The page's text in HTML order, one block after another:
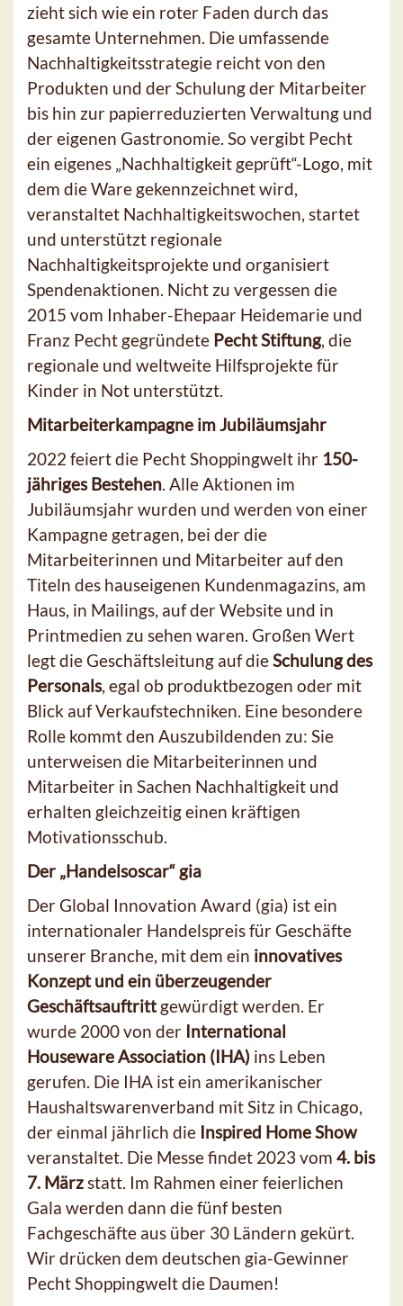
zieht sich wie ein roter Faden durch das
gesamte Unternehmen. Die umfassende
Nachhaltigkeitsstrategie reicht von den
Produkten und der Schulung der Mitarbeiter
bis hin zur papierreduzierten Verwaltung und
der eigenen Gastronomie. So vergibt Pecht
ein eigenes „Nachhaltigkeit geprüft“-Logo, mit
dem die Ware gekennzeichnet wird,
veranstaltet Nachhaltigkeitswochen, startet
und unterstützt regionale
Nachhaltigkeitsprojekte und organisiert
Spendenaktionen. Nicht zu vergessen die
2015 vom Inhaber-Ehepaar Heidemarie und
Franz Pecht gegründete Pecht Stiftung, die
regionale und weltweite Hilfsprojekte für
Kinder in Not unterstützt.
Mitarbeiterkampagne im Jubiläumsjahr
2022 feiert die Pecht Shoppingwelt ihr 150-
jähriges Bestehen. Alle Aktionen im
Jubiläumsjahr wurden und werden von einer
Kampagne getragen, bei der die
Mitarbeiterinnen und Mitarbeiter auf den
Titeln des hauseigenen Kundenmagazins, am
Haus, in Mailings, auf der Website und in
Printmedien zu sehen waren. Großen Wert
legt die Geschäftsleitung auf dieSchulung des
Personals, egal ob produktbezogen oder mit
Blick auf Verkaufstechniken. Eine besondere
Rolle kommt den Auszubildenden zu: Sie
unterweisen die Mitarbeiterinnen und
Mitarbeiter in Sachen Nachhaltigkeit und
erhalten gleichzeitig einen kräftigen
Motivationsschub.
Der „Handelsoscar“ gia
Der Global Innovation Award (gia) ist ein
internationaler Handelspreis für Geschäfte
unserer Branche, mit dem ein innovatives
Konzept und ein überzeugender
Geschäftsauftrittgewürdigt werden. Er
wurde 2000 von der International
Houseware Association (IHA) ins Leben
gerufen. Die IHA ist ein amerikanischer
Haushaltswarenverband mit Sitz in Chicago,
der einmal jährlich die Inspired Home Show
veranstaltet. Die Messe findet 2023 vom 4. bis
7. Märzstatt. Im Rahmen einer feierlichen
Gala werden dann die fünf besten
Fachgeschäfte aus über 30 Ländern gekürt.
Wir drücken dem deutschen gia-Gewinner
Pecht Shoppingwelt die Daumen!